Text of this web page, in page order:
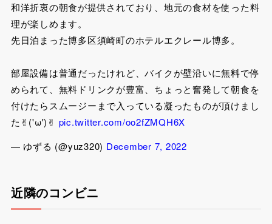
和洋折衷の朝食が提供されており、地元の食材を使った料
理が楽しめます。
先日泊まった博多区須崎町のホテルエクレール博多。
部屋設備は普通だったけれど、バイクが壁沿いに無料で停
められて、無料ドリンクが豊富、ちょっと奮発して朝食を
付けたらスムージーまで入っている凝ったものが頂けまし
た✌︎('ω')✌︎ pic.twitter.com/oo2fZMQH6X
— ゆずる (@yuz320) December 7, 2022
近隣のコンビニ